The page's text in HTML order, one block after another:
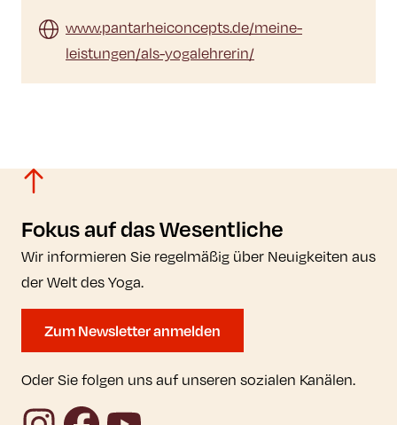
www.pantarheiconcepts.de/meine-
leistungen/als-yogalehrerin/
Fokus auf das Wesentliche
Wir informieren Sie regelmäßig über Neuigkeiten aus
der Welt des Yoga.
Zum Newsletter anmelden
Oder Sie folgen uns auf unseren sozialen Kanälen.
InstagramFacebookYouTube